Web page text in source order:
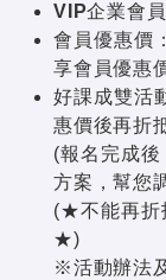
VIP企業會
會員優惠價：
享會員優惠
好課成雙活
惠價後再折
(報名完成
方案，幫您
(★不能再折
★)
※活動辦法